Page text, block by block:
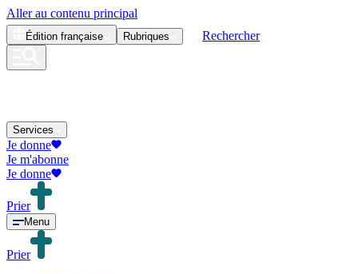
Aller au contenu principal
Édition française Rubriques Rechercher
Services
Je donne
Je m'abonne
Je donne
Prier
Menu
Prier